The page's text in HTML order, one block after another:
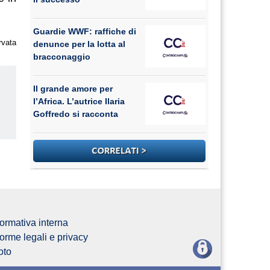
Guardie WWF: raffiche di
denunce per la lotta al
bracconaggio
Il grande amore per
l’Africa. L’autrice Ilaria
Goffredo si racconta
interna
legali e privacy